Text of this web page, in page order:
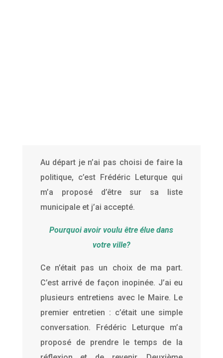
Au départ je n’ai pas choisi de faire la
politique, c’est Frédéric Leturque qui
m’a proposé d’être sur sa liste
municipale et j’ai accepté.
Pourquoi avoir voulu être élue dans
votre ville?
Ce n’était pas un choix de ma part.
C’est arrivé de façon inopinée. J’ai eu
plusieurs entretiens avec le Maire. Le
premier entretien : c’était une simple
conversation. Frédéric Leturque m’a
proposé de prendre le temps de la